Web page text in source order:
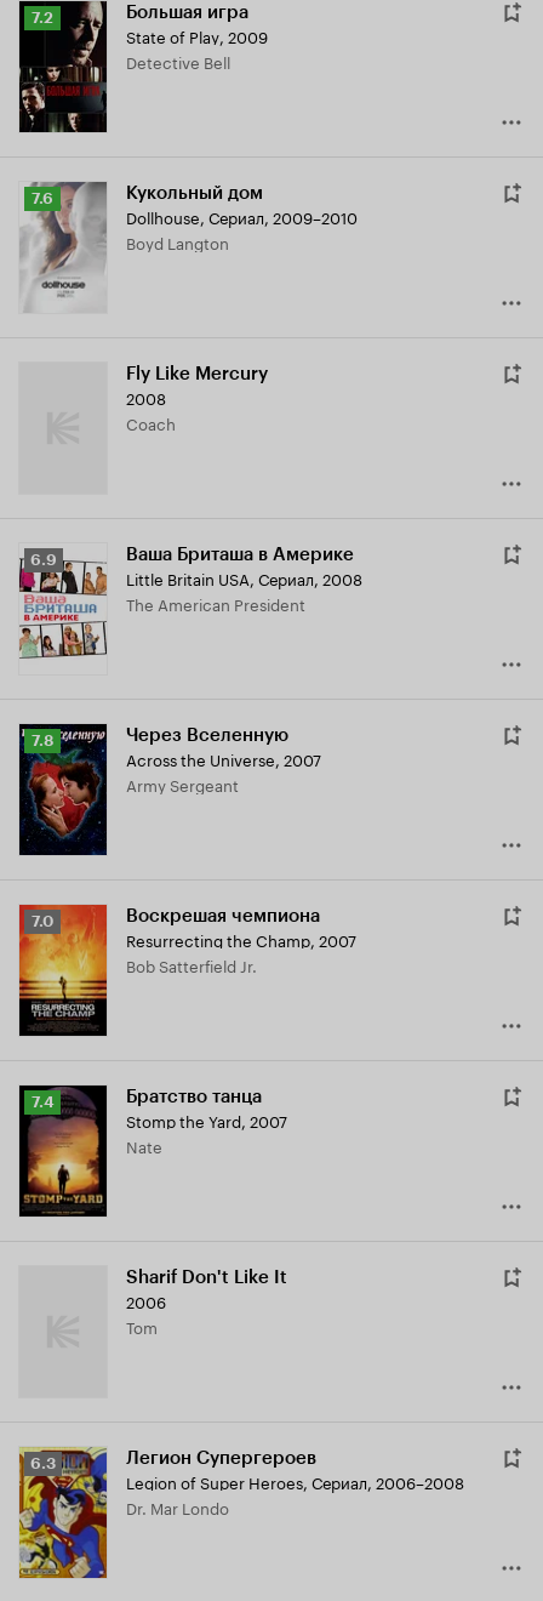
Рейтинг
Кинопоиска
7.2
7.2 Большая игра
State of Play, 2009
Detective Bell
Рейтинг
Кинопоиска
7.6
7.6 Кукольный дом
Dollhouse, Сериал, 2009–2010
Boyd Langton
Fly Like Mercury
2008
Coach
Рейтинг
Кинопоиска
6.9
6.9 Ваша Бриташа в Америке
Little Britain USA, Сериал, 2008
The American President
Рейтинг
Кинопоиска
7.8
7.8 Через Вселенную
Across the Universe, 2007
Army Sergeant
Рейтинг
Кинопоиска
7.0
7.0 Воскрешая чемпиона
Resurrecting the Champ, 2007
Bob Satterfield Jr.
Рейтинг
Кинопоиска
7.4
7.4 Братство танца
Stomp the Yard, 2007
Nate
Sharif Don't Like It
2006
Tom
Рейтинг
Кинопоиска
6.3
6.3 Легион Супергероев
Legion of Super Heroes, Сериал, 2006–2008
Dr. Mar Londo